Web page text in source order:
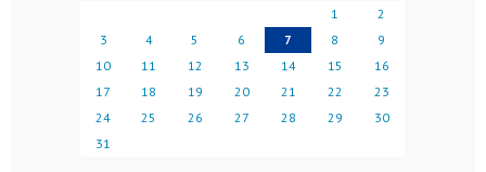
1
2
3
4 5 6 7 8
9
10
11 12 13 14 15
16
17
18 19 20 21 22
23
24
25 26 27 28 29
30
31